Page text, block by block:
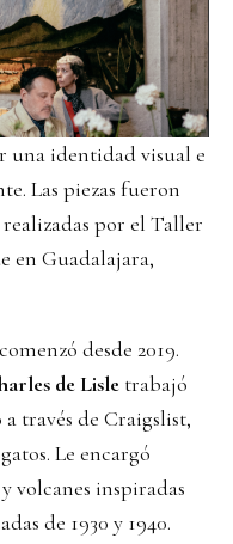
una identidad visual e
Las piezas fueron
por el Taller
en Guadalajara,
desde 2019.
de Lisle trabajó
través de Craigslist,
Le encargó
volcanes inspiradas
de 1930 y 1940.